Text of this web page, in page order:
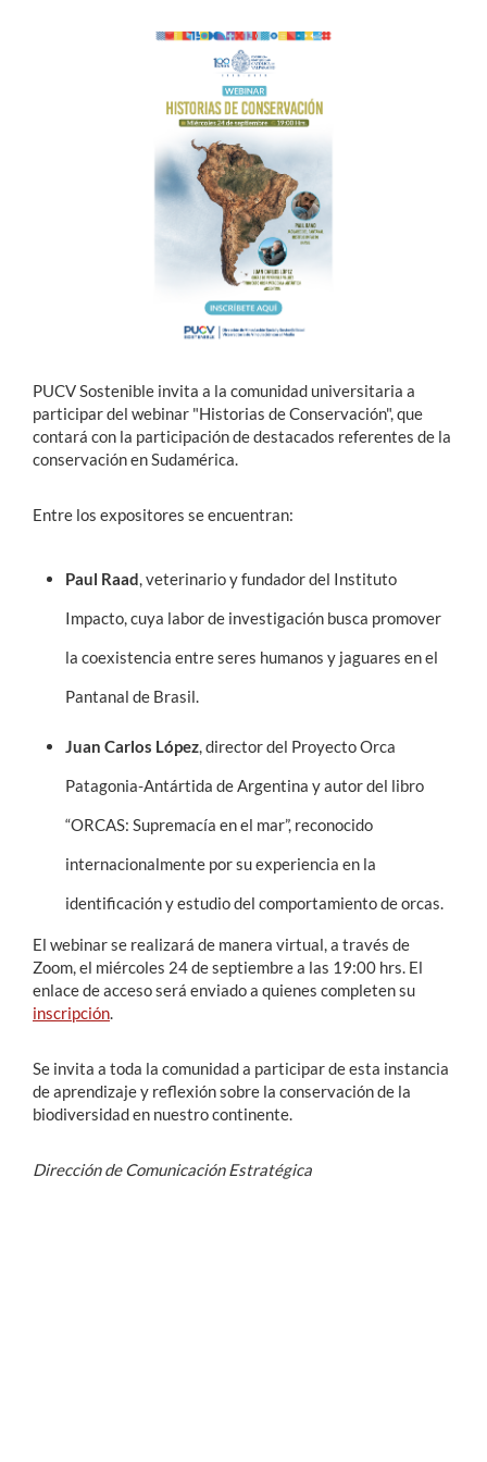
PUCV Sostenible invita a la comunidad universitaria a
participar del webinar "Historias de Conservación", que
contará con la participación de destacados referentes de la
conservación en Sudamérica.
Entre los expositores se encuentran:
Paul Raad , veterinario y fundador del Instituto
Impacto, cuya labor de investigación busca promover
la coexistencia entre seres humanos y jaguares en el
Pantanal de Brasil.
Juan Carlos López , director del Proyecto Orca
Patagonia-Antártida de Argentina y autor del libro
“ORCAS: Supremacía en el mar”, reconocido
internacionalmente por su experiencia en la
identificación y estudio del comportamiento de orcas.
El webinar se realizará de manera virtual, a través de
Zoom, el miércoles 24 de septiembre a las 19:00 hrs. El
enlace de acceso será enviado a quienes completen su
inscripción
Se invita a toda la comunidad a participar de esta instancia
de aprendizaje y reflexión sobre la conservación de la
biodiversidad en nuestro continente.
Dirección de Comunicación Estratégica